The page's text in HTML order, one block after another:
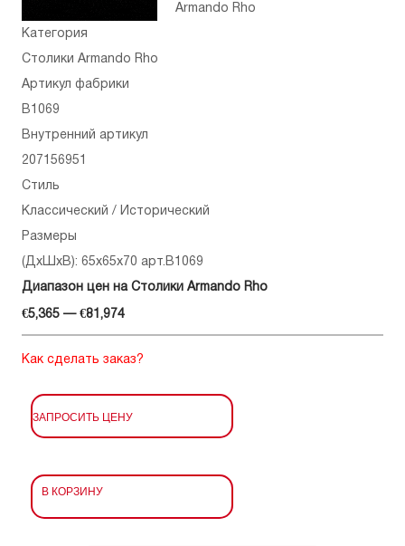
Armando Rho
Категория
Столики Armando Rho
Артикул фабрики
B1069
Внутренний артикул
207156951
Стиль
Классический / Исторический
Размеры
(ДхШхВ): 65x65x70 арт.B1069
Диапазон цен на Столики Armando Rho
€5,365 — €81,974
Как сделать заказ?
ЗАПРОСИТЬ ЦЕНУ
В КОРЗИНУ